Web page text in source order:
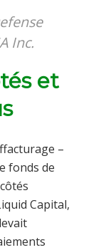
Inc.
et
–
fonds de
Capital,